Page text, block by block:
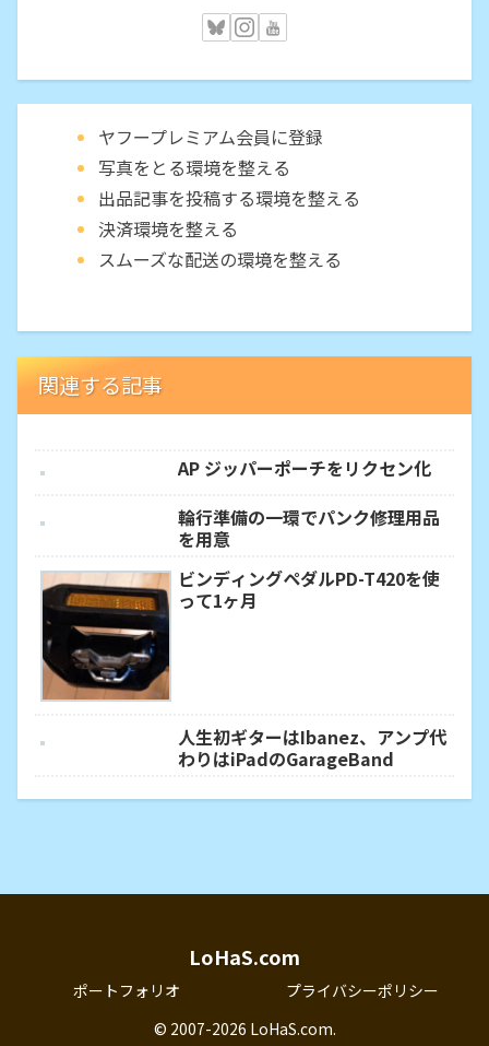
ヤフープレミアム会員に登録
写真をとる環境を整える
出品記事を投稿する環境を整える
決済環境を整える
スムーズな配送の環境を整える
関連する記事
AP ジッパーポーチをリクセン化
輪行準備の一環でパンク修理用品
を用意
ビンディングペダルPD-T420を使
って1ヶ月
人生初ギターはIbanez、アンプ代
わりはiPadのGarageBand
LoHaS.com
ポートフォリオ
プライバシーポリシー
© 2007-2026 LoHaS.com.